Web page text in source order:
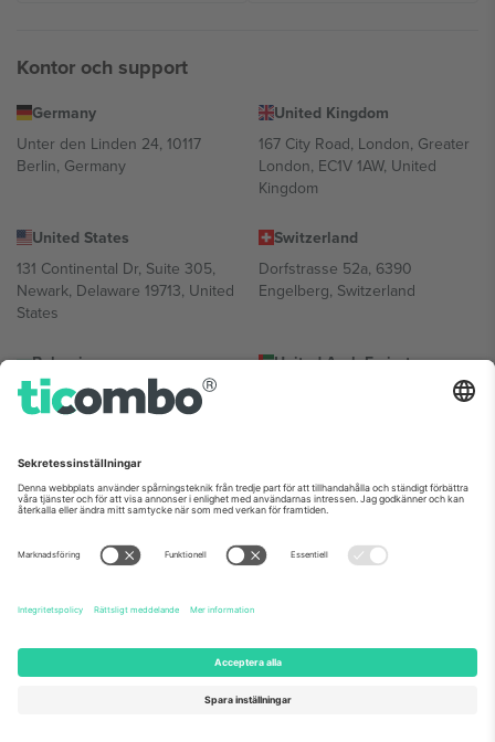
Kontor och support
Germany
Unter den Linden 24, 10117
Berlin, Germany
United Kingdom
167 City Road, London, Greater
London, EC1V 1AW, United
Kingdom
United States
131 Continental Dr, Suite 305,
Newark, Delaware 19713, United
States
Switzerland
Dorfstrasse 52a, 6390
Engelberg, Switzerland
Bulgaria
Regus Sofia City West, bul
Totleben 53-55, 1606 Sofia,
United Arab Emirates
UAE Dubai Silicon Oasis, DDP
Mexico
Av Chapultepec 360, Roma
Norte, Cuauhtémoc, 06700
Ciudad de México, CDMX,
plats, evenemang och/eller domän. För detaljer, se specifik
evenemangssida, avtryck och villkor.,Leverantörens namn
© 2026 Ticombo. Alla rättigheter förbehållna.